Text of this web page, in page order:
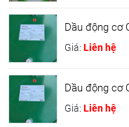
Dầu động cơ
Giá: Liên hệ
Dầu động cơ
Giá: Liên hệ